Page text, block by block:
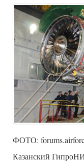
ФОТО:
Казанский